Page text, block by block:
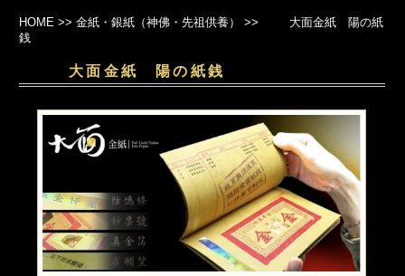
HOME >>金紙・銀紙（神佛・先祖供養） >>
大面金紙 陽の紙
銭
大面金紙 陽の紙銭